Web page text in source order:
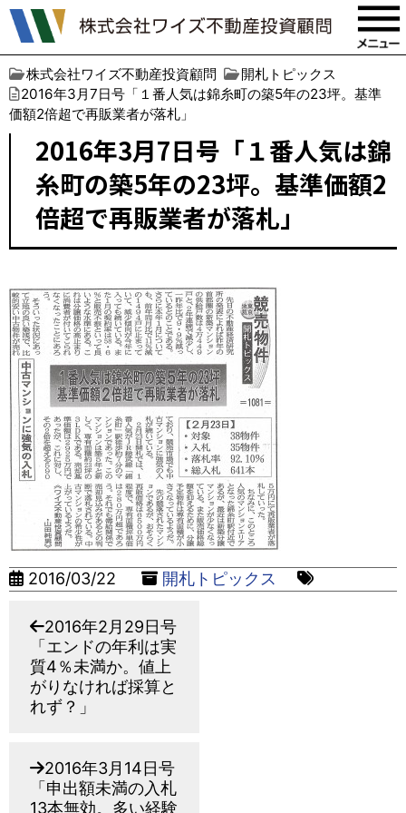
株式会社ワイズ不動産投資顧問
開札トピックス
2016年3月7日号「１番人気は錦糸町の築5年の23坪。基準
価額2倍超で再販業者が落札」
2016年3月7日号「１番人気は錦
糸町の築5年の23坪。基準価額2
倍超で再販業者が落札」
2016/03/22 開札トピックス
2016年2月29日号
「エンドの年利は実
質4％未満か。値上
がりなければ採算と
れず？」
2016年3月14日号
「申出額未満の入札
13本無効。多い経験